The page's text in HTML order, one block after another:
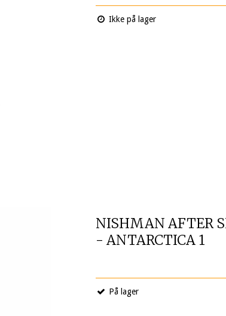
Ikke på lager
NISHMAN AFTER
- ANTARCTICA 1
På lager